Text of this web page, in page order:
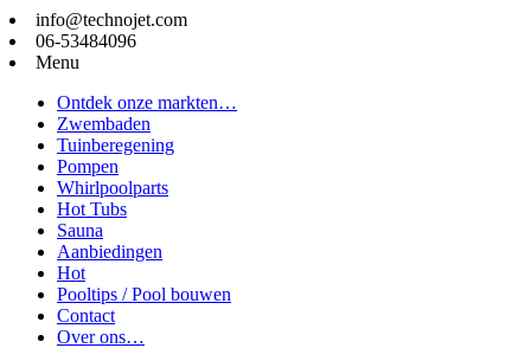
info@technojet.com
06-53484096
Menu
Ontdek onze markten…
Zwembaden
Tuinberegening
Pompen
Whirlpoolparts
Hot Tubs
Sauna
Aanbiedingen
Hot
Pooltips / Pool bouwen
Contact
Over ons…